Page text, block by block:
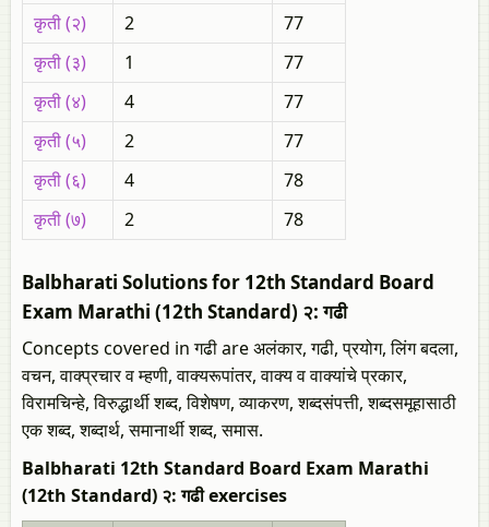
कृती (२)
2
77
कृती (३)
1
77
कृती (४)
4
77
कृती (५)
2
77
कृती (६)
4
78
कृती (७)
2 78
Balbharati Solutions for 12th Standard Board
Exam Marathi (12th Standard) २: गढी
Concepts covered in गढी are अलंकार, गढी, प्रयोग, लिंग बदला,
वचन, वाक्प्रचार व म्हणी, वाक्यरूपांतर, वाक्य व वाक्यांचे प्रकार,
विरामचिन्हे, विरुद्धार्थी शब्द, विशेषण, व्याकरण, शब्दसंपत्ती, शब्दसमूहासाठी
एक शब्द, शब्दार्थ, समानार्थी शब्द, समास.
Balbharati 12th Standard Board Exam Marathi
(12th Standard) २: गढी exercises